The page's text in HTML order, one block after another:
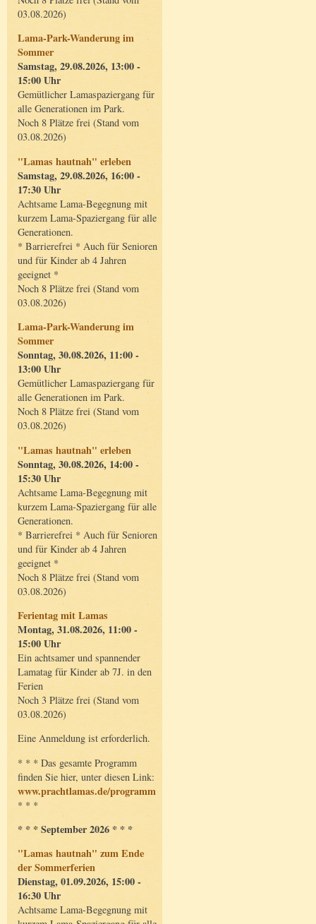
03.08.2026)
Lama-Park-Wanderung im
Sommer
Samstag, 29.08.2026, 13:00 -
15:00 Uhr
Gemütlicher Lamaspaziergang für
alle Generationen im Park.
Noch 8 Plätze frei (Stand vom
03.08.2026)
"Lamas hautnah" erleben
Samstag, 29.08.2026, 16:00 -
17:30 Uhr
Achtsame Lama-Begegnung mit
kurzem Lama-Spaziergang für alle
Generationen.
* Barrierefrei * Auch für Senioren
und für Kinder ab 4 Jahren
geeignet *
Noch 8 Plätze frei (Stand vom
03.08.2026)
Lama-Park-Wanderung im
Sommer
Sonntag, 30.08.2026, 11:00 -
13:00 Uhr
Gemütlicher Lamaspaziergang für
alle Generationen im Park.
Noch 8 Plätze frei (Stand vom
03.08.2026)
"Lamas hautnah" erleben
Sonntag, 30.08.2026, 14:00 -
15:30 Uhr
Achtsame Lama-Begegnung mit
kurzem Lama-Spaziergang für alle
Generationen.
* Barrierefrei * Auch für Senioren
und für Kinder ab 4 Jahren
geeignet *
Noch 8 Plätze frei (Stand vom
03.08.2026)
Ferientag mit Lamas
Montag, 31.08.2026, 11:00 -
15:00 Uhr
Ein achtsamer und spannender
Lamatag für Kinder ab 7J. in den
Ferien
Noch 3 Plätze frei (Stand vom
03.08.2026)
Eine Anmeldung ist erforderlich.
* * * Das gesamte Programm
finden Sie hier, unter diesen Link:
www.prachtlamas.de/programm
* * *
* * * September 2026 * * *
"Lamas hautnah" zum Ende
der Sommerferien
Dienstag, 01.09.2026, 15:00 -
16:30 Uhr
Achtsame Lama-Begegnung mit